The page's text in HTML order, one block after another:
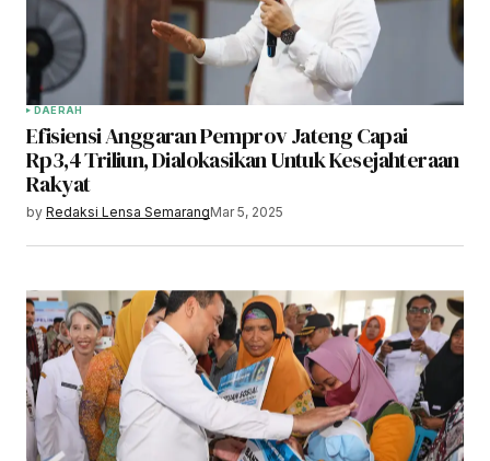
DAERAH
Efisiensi Anggaran Pemprov Jateng Capai
Rp3,4 Triliun, Dialokasikan Untuk Kesejahteraan
Rakyat
by Redaksi Lensa SemarangMar 5, 2025